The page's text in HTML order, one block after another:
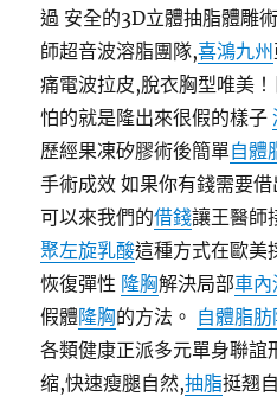
過 安全的3D立體抽脂體雕
師超音波溶脂團隊,喜鴻九州
痛電波拉皮,脫衣胸型唯美
怕的就是隆出來很假的樣子
歷經果凍矽膠術後簡單自體
手術成效 如果你有錢需要
可以來我們的借錢讓王醫師
聚左旋乳酸這種方式在歐美
恢復彈性 隆胸解決局部車
假體隆胸的方法。 自體脂
各類健康正派多元單身聯誼
缩,快速瘦腿自然,抽脂挺翘